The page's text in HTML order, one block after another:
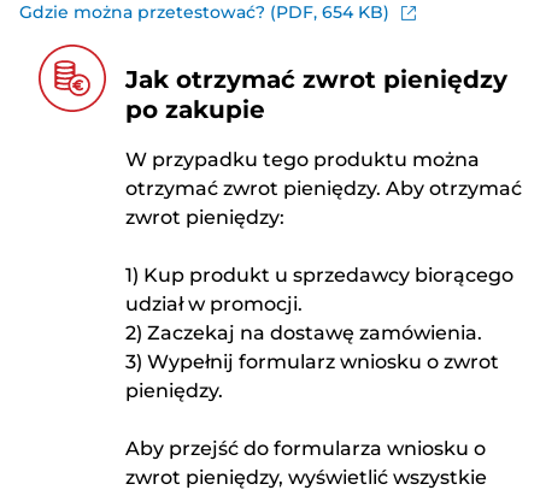
Gdzie można przetestować? (PDF, 654 KB)
Jak otrzymać zwrot pieniędzy
po zakupie
W przypadku tego produktu można
otrzymać zwrot pieniędzy. Aby otrzymać
zwrot pieniędzy:
1) Kup produkt u sprzedawcy biorącego
udział w promocji.
2) Zaczekaj na dostawę zamówienia.
3) Wypełnij formularz wniosku o zwrot
pieniędzy.
Aby przejść do formularza wniosku o
zwrot pieniędzy, wyświetlić wszystkie